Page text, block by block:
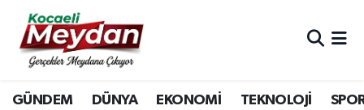
GÜNDEM DÜNYA EKONOMİ TEKNOLOJİ
Nöbetçi Eczaneler
Hava Durumu